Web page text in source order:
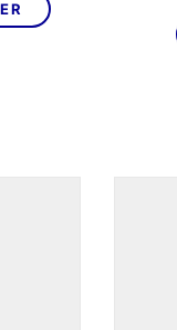
actuel
est :